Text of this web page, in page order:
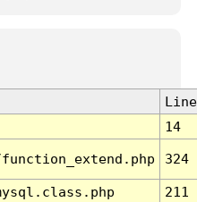
Line
14
324
211